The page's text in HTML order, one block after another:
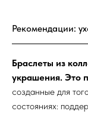
Рекомендации:
Браслеты из
украшения. Это
созданные для
состояниях: